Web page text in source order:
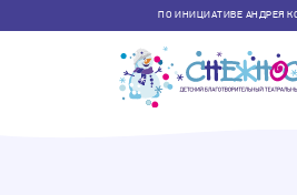
ПО ИНИЦИАТИВЕ АНДРЕЯ